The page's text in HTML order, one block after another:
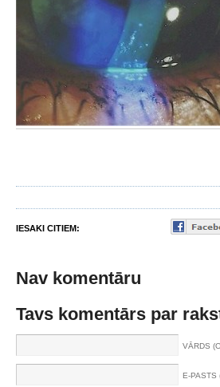
IESAKI CITIEM:
Nav komentāru
Tavs komentārs par
VĀRDS
E-PASTS